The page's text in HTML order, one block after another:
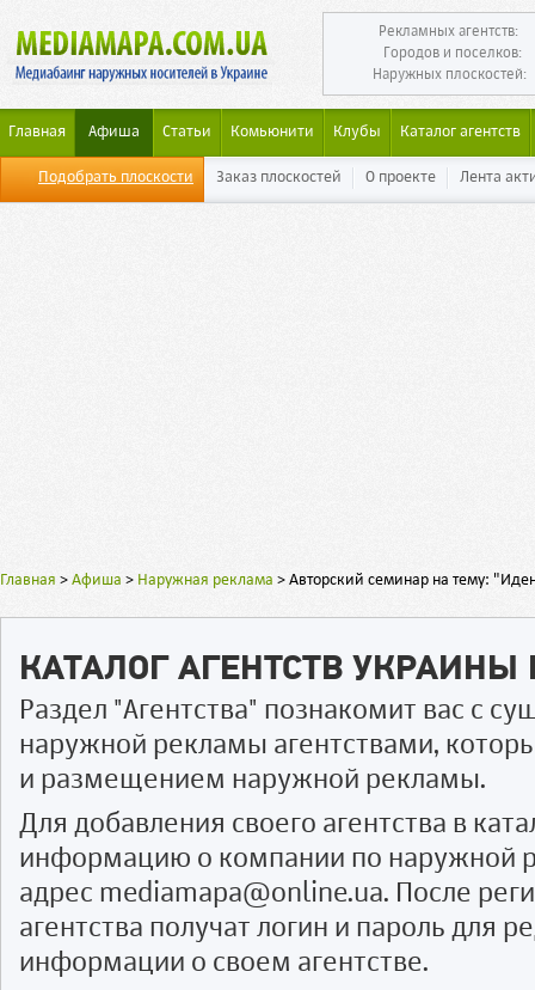
Рекламных агентств:
Городов и поселков:
Наружных плоскостей:
Главная Афиша Статьи Комьюнити Клубы Каталог агентств
Подобрать плоскости Заказ плоскостей О проекте Лента
Главная > Афиша > Наружная реклама > Авторский семинар на тему:
КАТАЛОГ АГЕНТСТВ
Раздел "Агентства" познакомит вас с
наружной рекламы агентствами,
и размещением наружной рекламы.
Для добавления своего агентства в
информацию о компании по наружной
адрес mediamapa@online.ua. После
агентства получат логин и пароль для
информации о своем агентстве.